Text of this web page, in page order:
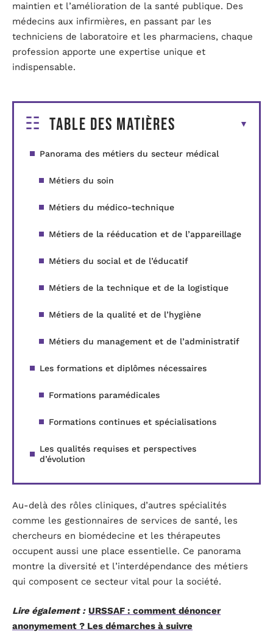
maintien et l’amélioration de la santé publique. Des
médecins aux infirmières, en passant par les
techniciens de laboratoire et les pharmaciens, chaque
profession apporte une expertise unique et
indispensable.
Table des matières
Panorama des métiers du secteur médical
Métiers du soin
Métiers du médico-technique
Métiers de la rééducation et de l’appareillage
Métiers du social et de l’éducatif
Métiers de la technique et de la logistique
Métiers de la qualité et de l’hygiène
Métiers du management et de l’administratif
Les formations et diplômes nécessaires
Formations paramédicales
Formations continues et spécialisations
Les qualités requises et perspectives
d’évolution
Au-delà des rôles cliniques, d’autres spécialités
comme les gestionnaires de services de santé, les
chercheurs en biomédecine et les thérapeutes
occupent aussi une place essentielle. Ce panorama
montre la diversité et l’interdépendance des métiers
qui composent ce secteur vital pour la société.
Lire également : URSSAF : comment dénoncer
anonymement ? Les démarches à suivre